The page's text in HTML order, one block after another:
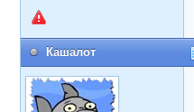
Кашалот